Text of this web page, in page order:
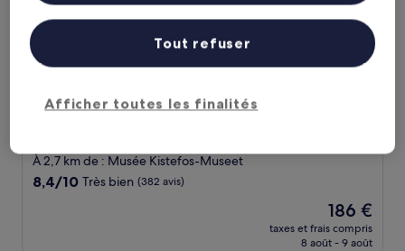
Thorbjørnrud Hotell
Thorbjørnrud Hotell
4.0 étoiles
À 2,7 km de : Musée Kistefos-Museet
8.4
8,4/10 Très bien (382 avis)
Le
nouveau
prix
186 €
taxes et frais compris
8 août - 9 août
Afficher toutes les finalités
Tout refuser